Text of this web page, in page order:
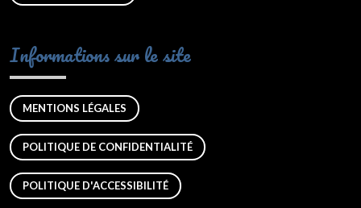
Informations sur le site
MENTIONS LÉGALES
POLITIQUE DE CONFIDENTIALITÉ
POLITIQUE D'ACCESSIBILITÉ